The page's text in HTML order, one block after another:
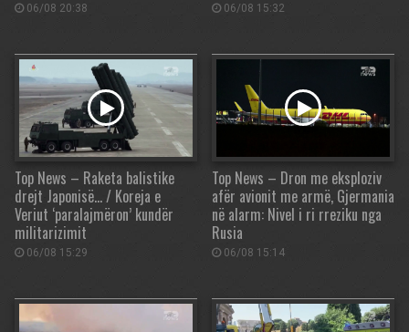
06/08 20:38 06/08 15:32
Top News – Raketa balistike
drejt Japonisë… / Koreja e
Veriut ‘paralajmëron’ kundër
militarizimit
06/08 15:29
Top News – Dron me eksploziv
afër avionit me armë, Gjermania
në alarm: Nivel i ri rreziku nga
Rusia
06/08 15:14